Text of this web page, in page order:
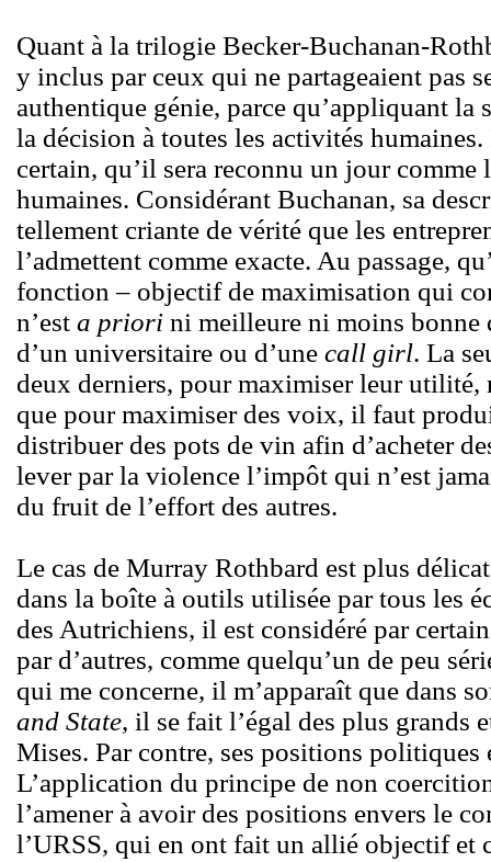
Quant à la trilogie Becker-Buchanan-
y inclus par ceux qui ne partageaient pas
authentique génie, parce qu’appliquant la
la décision à toutes les activités
certain, qu’il sera reconnu un jour comme
humaines. Considérant Buchanan, sa
tellement criante de vérité que les
l’admettent comme exacte. Au passage,
fonction – objectif de maximisation qui
n’est a priori ni meilleure ni moins
d’un universitaire ou d’une call girl. La
deux derniers, pour maximiser leur utilité,
que pour maximiser des voix, il faut
distribuer des pots de vin afin d’acheter
lever par la violence l’impôt qui n’est
du fruit de l’effort des autres.
Le cas de Murray Rothbard est plus
dans la boîte à outils utilisée par tous les
des Autrichiens, il est considéré par
par d’autres, comme quelqu’un de peu
qui me concerne, il m’apparaît que dans
and State, il se fait l’égal des plus grands
Mises. Par contre, ses positions politiques
L’application du principe de non
l’amener à avoir des positions envers le
l’URSS, qui en ont fait un allié objectif et